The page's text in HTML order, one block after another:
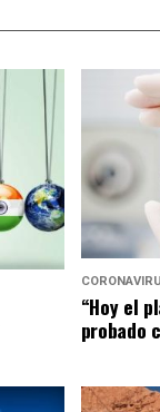
“Hoy el
probado